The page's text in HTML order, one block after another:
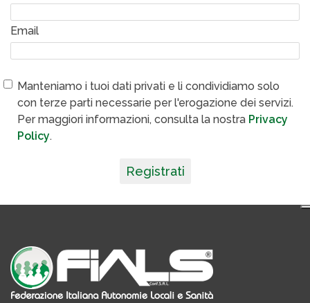
Email
Manteniamo i tuoi dati privati e li condividiamo solo
con terze parti necessarie per l'erogazione dei servizi.
Per maggiori informazioni, consulta la nostra Privacy
Policy.
Registrati